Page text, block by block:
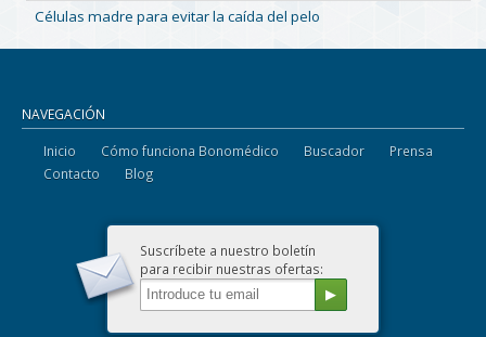
Células madre para evitar la caída del pelo
NAVEGACIÓN
Inicio Cómo funciona Bonomédico Buscador
Prensa
Contacto
Blog
Suscríbete a nuestro boletín
para recibir nuestras ofertas: